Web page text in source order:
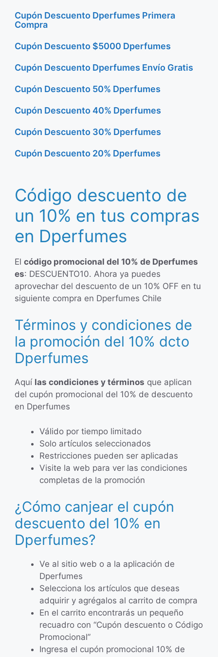
Cupón Descuento Dperfumes Primera
Compra
Cupón Descuento $5000 Dperfumes
Cupón Descuento Dperfumes Envío Gratis
Cupón Descuento 50% Dperfumes
Cupón Descuento 40% Dperfumes
Cupón Descuento 30% Dperfumes
Cupón Descuento 20% Dperfumes
Código descuento de
un 10% en tus compras
en Dperfumes
El código promocional del 10% de Dperfumes
es: DESCUENTO10. Ahora ya puedes
aprovechar del descuento de un 10% OFF en tu
siguiente compra en Dperfumes Chile
Términos y condiciones de
la promoción del 10% dcto
Dperfumes
Aquí las condiciones y términos que aplican
del cupón promocional del 10% de descuento
en Dperfumes
Válido por tiempo limitado
Solo artículos seleccionados
Restricciones pueden ser aplicadas
Visite la web para ver las condiciones
completas de la promoción
¿Cómo canjear el cupón
descuento del 10% en
Dperfumes?
Ve al sitio web o a la aplicación de
Dperfumes
Selecciona los artículos que deseas
adquirir y agrégalos al carrito de compra
En el carrito encontrarás un pequeño
recuadro con “Cupón descuento o Código
Promocional”
Ingresa el cupón promocional 10% de